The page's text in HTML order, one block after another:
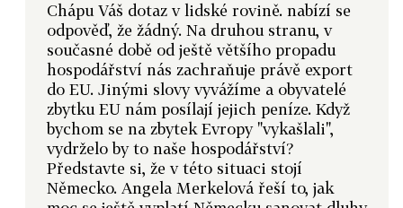
Chápu Váš dotaz v lidské rovině. nabízí se
odpověď, že žádný. Na druhou stranu, v
současné době od ještě většího propadu
hospodářství nás zachraňuje právě export
do EU. Jinými slovy vyvážíme a obyvatelé
zbytku EU nám posílají jejich peníze. Když
bychom se na zbytek Evropy "vykašlali",
vydrželo by to naše hospodářství?
Představte si, že v této situaci stojí
Německo. Angela Merkelová řeší to, jak